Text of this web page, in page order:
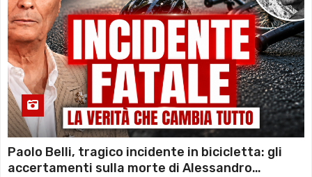
Paolo Belli, tragico incidente in bicicletta: gli
accertamenti sulla morte di Alessandro